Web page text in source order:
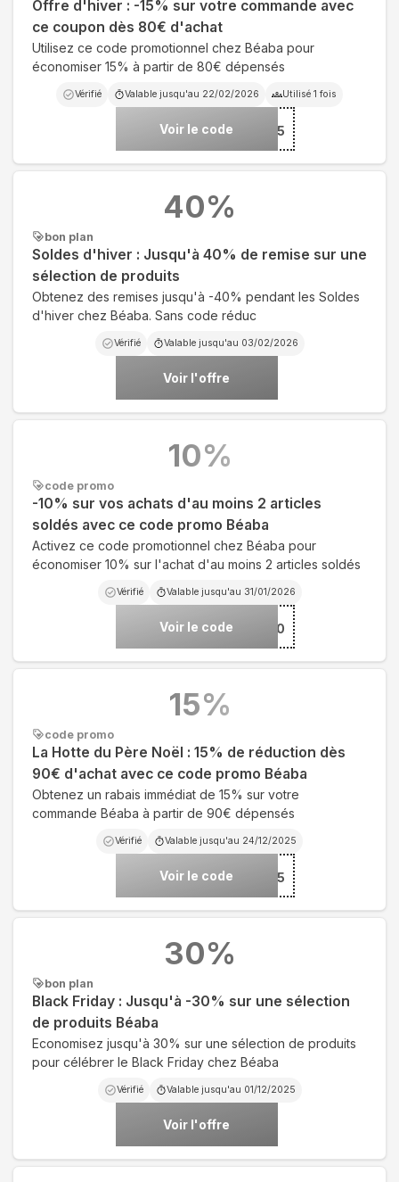
Offre d'hiver : -15% sur votre commande avec
ce coupon dès 80€ d'achat
Utilisez ce code promotionnel chez Béaba pour
économiser 15% à partir de 80€ dépensés
Vérifié Valable jusqu'au 22/02/2026 Utilisé 1 fois
Voir le code ***W15
bon plan
Soldes d'hiver : Jusqu'à 40% de remise sur une
sélection de produits
Obtenez des remises jusqu'à -40% pendant les Soldes
d'hiver chez Béaba. Sans code réduc
Vérifié Valable jusqu'au 03/02/2026
Voir l'offre
40%
code promo
-10% sur vos achats d'au moins 2 articles
soldés avec ce code promo Béaba
Activez ce code promotionnel chez Béaba pour
économiser 10% sur l'achat d'au moins 2 articles soldés
Vérifié Valable jusqu'au 31/01/2026
Voir le code ***Y10
10%
code promo
La Hotte du Père Noël : 15% de réduction dès
90€ d'achat avec ce code promo Béaba
Obtenez un rabais immédiat de 15% sur votre
commande Béaba à partir de 90€ dépensés
Vérifié Valable jusqu'au 24/12/2025
Voir le code ***S15
15%
bon plan
Black Friday : Jusqu'à -30% sur une sélection
de produits Béaba
Economisez jusqu'à 30% sur une sélection de produits
pour célébrer le Black Friday chez Béaba
Vérifié Valable jusqu'au 01/12/2025
Voir l'offre
30%